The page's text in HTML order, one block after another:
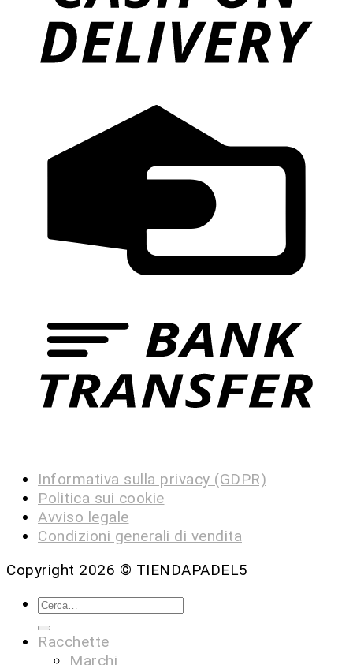
Informativa sulla privacy (GDPR)
Politica sui cookie
Avviso legale
Condizioni generali di vendita
Copyright 2026 © TIENDAPADEL5
Racchette
Marchi